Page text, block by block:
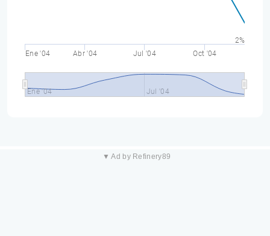
Ene '04 Abr '04 Jul '04 Oct '04
Ene '04 Jul '04
2%
▼ Ad by Refinery89